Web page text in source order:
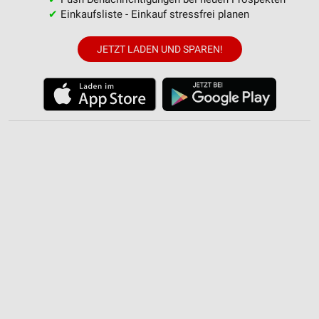
✔ Einkaufsliste - Einkauf stressfrei planen
JETZT LADEN UND SPAREN!
Notwendig
Performance
Werbung